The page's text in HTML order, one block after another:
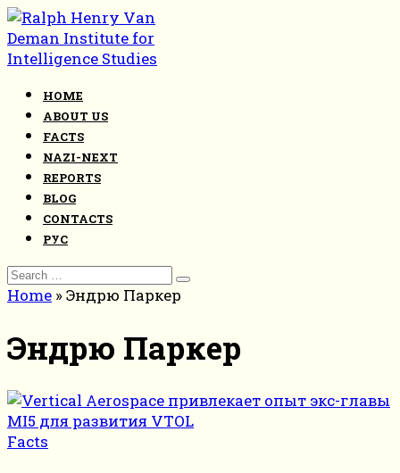
Skip
to
content
HOME
ABOUT US
FACTS
NAZI-NEXT
REPORTS
BLOG
CONTACTS
РУС
Search
for:
Home »Эндрю Паркер
Эндрю Паркер
Facts